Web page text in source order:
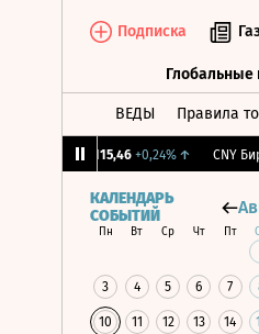
Подписка
Глобальные
ВЕДЫ Правила
115,46 +0,24%↑ CNY
КАЛЕНДАРЬ
СОБЫТИЙ
Пн Вт Ср Чт Пт
3 4 5 6 7
10 11 12 13 14